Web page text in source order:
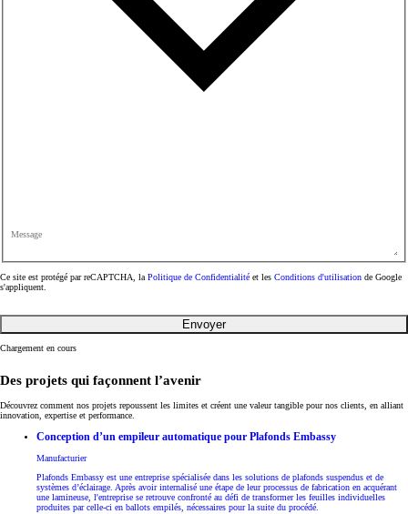
Message
Ce site est protégé par reCAPTCHA, la Politique de Confidentialité et les Conditions d'utilisation de Google
s'appliquent.
Envoyer
Chargement en cours
Des projets qui façonnent l’avenir
Découvrez comment nos projets repoussent les limites et créent une valeur tangible pour nos clients, en alliant
innovation, expertise et performance.
Conception d’un empileur automatique pour Plafonds Embassy
Manufacturier
Plafonds Embassy est une entreprise spécialisée dans les solutions de plafonds suspendus et de
systèmes d’éclairage. Après avoir internalisé une étape de leur processus de fabrication en acquérant
une lamineuse, l'entreprise se retrouve confronté au défi de transformer les feuilles individuelles
produites par celle-ci en ballots empilés, nécessaires pour la suite du procédé.